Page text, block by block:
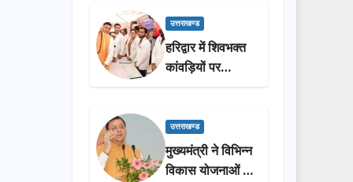
ने किया लोकार्पण-
शिलान्यास.
उत्तराखण्ड
हरिद्वार में शिवभक्त
कांवड़ियों पर
पुष्पवर्षा, मुख्यमंत्री
प्रक्षालन…
उत्तराखण्ड
मुख्यमंत्री ने विभिन्न
विकास योजनाओं के